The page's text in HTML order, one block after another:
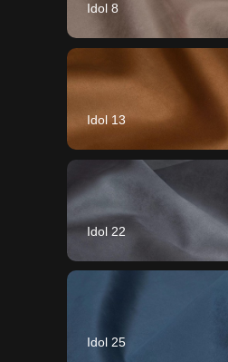
Idol 8
Idol 13
Idol 22
Idol 25